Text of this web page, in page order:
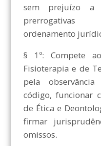
sem prejuízo
prerrogativas
ordenamento
§ 1º: Compete
Fisioterapia e de
pela
código, funcionar
de Ética e
firmar
omissos.